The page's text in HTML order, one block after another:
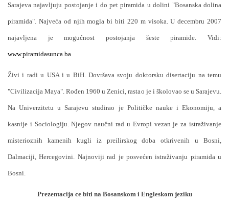
Sarajeva najavljuju postojanje i do pet piramida u dolini "Bosanska dolina
piramida". Najveća od njih mogla bi biti 220 m visoka. U decembru 2007
najavljena je mogućnost postojanja šeste piramide. Vidi:
www.piramidasunca.ba
Živi i radi u USA i u BiH. Dovršava svoju doktorsku disertaciju na temu
"Civilizacija Maya". Rođen 1960 u Zenici, rastao je i školovao se u Sarajevu.
Na Univerzitetu u Sarajevu studirao je Političke nauke i Ekonomiju, a
kasnije i Sociologiju. Njegov naučni rad u Evropi vezan je za istraživanje
misterioznih kamenih kugli iz preilirskog doba otkrivenih u Bosni,
Dalmaciji, Hercegovini. Najnoviji rad je posvećen istraživanju piramida u
Bosni.
Prezentacija ce biti na Bosanskom i Engleskom jeziku